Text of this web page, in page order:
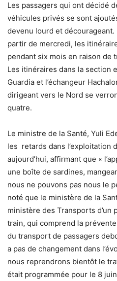
Les passagers qui ont décidé
véhicules privés se sont
devenu lourd et décourageant.
partir de mercredi, les
pendant six mois en raison de
Les itinéraires dans la section
Guardia et l’échangeur
dirigeant vers le Nord se
quatre.
Le ministre de la Santé, Yuli
les retards dans l’exploitation
aujourd’hui, affirmant que «
une boîte de sardines,
nous ne pouvons pas nous le
noté que le ministère de la
ministère des Transports d’un
train, qui comprend la
du transport de passagers
a pas de changement dans
nous reprendrons bientôt le
était programmée pour le 8